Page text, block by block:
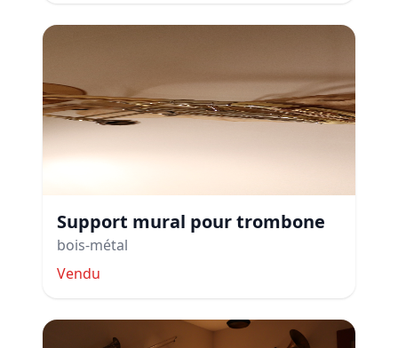
Support mural pour trombone
bois-métal
Vendu